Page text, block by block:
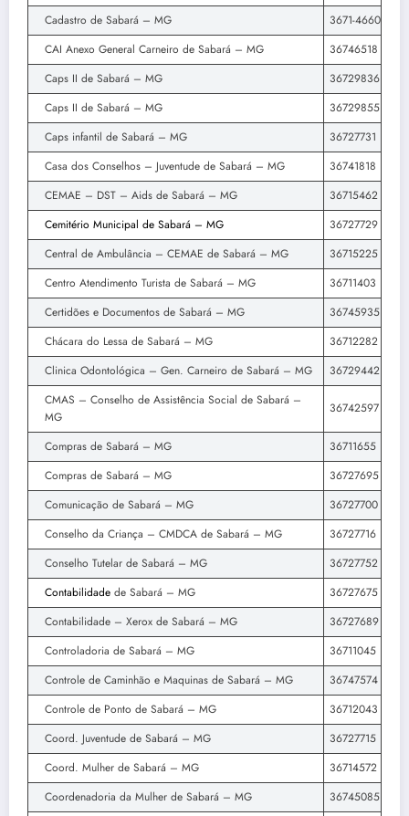
Cadastro de Sabará – MG
3671-4660
CAI Anexo General Carneiro de Sabará – MG
36746518
Caps II de Sabará – MG
36729836
Caps II de Sabará – MG
36729855
Caps infantil de Sabará – MG
36727731
Casa dos Conselhos – Juventude de Sabará – MG
36741818
CEMAE – DST – Aids de Sabará – MG
36715462
Cemitério Municipal de Sabará – MG
36727729
Central de Ambulância – CEMAE de Sabará – MG
36715225
Centro Atendimento Turista de Sabará – MG
36711403
Certidões e Documentos de Sabará – MG
36745935
Chácara do Lessa de Sabará – MG
36712282
Clinica Odontológica – Gen. Carneiro de Sabará – MG
36729442
CMAS – Conselho de Assistência Social de Sabará –
MG
36742597
Compras de Sabará – MG
36711655
Compras de Sabará – MG
36727695
Comunicação de Sabará – MG
36727700
Conselho da Criança – CMDCA de Sabará – MG
36727716
Conselho Tutelar de Sabará – MG
36727752
Contabilidade de Sabará – MG
36727675
Contabilidade – Xerox de Sabará – MG
36727689
Controladoria de Sabará – MG
36711045
Controle de Caminhão e Maquinas de Sabará – MG
36747574
Controle de Ponto de Sabará – MG
36712043
Coord. Juventude de Sabará – MG
36727715
Coord. Mulher de Sabará – MG
36714572
Coordenadoria da Mulher de Sabará – MG
36745085